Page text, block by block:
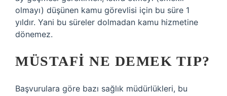
olmayı) düşünen kamu görevlisi için bu süre 1
yıldır. Yani bu süreler dolmadan kamu hizmetine
dönemez.
MÜSTAFI NE DEMEK TIP?
Başvurulara göre bazı sağlık müdürlükleri, bu